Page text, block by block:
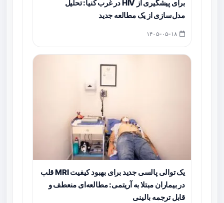
برای پیشگیری از HIV در غرب کنیا: تحلیل
مدل‌سازی از یک مطالعه جدید
یک توالی پالسی جدید برای بهبود کیفیت MRI قلب
در بیماران مبتلا به آریتمی: مطالعه‌ای منعطف و
قابل ترجمه بالینی